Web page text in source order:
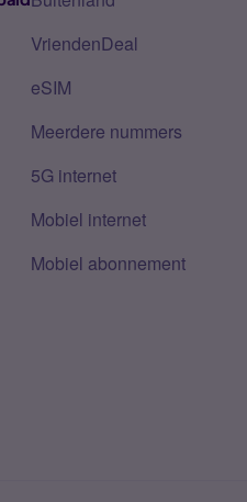
VriendenDeal
eSIM
Meerdere nummers
5G internet
Mobiel internet
Mobiel abonnement